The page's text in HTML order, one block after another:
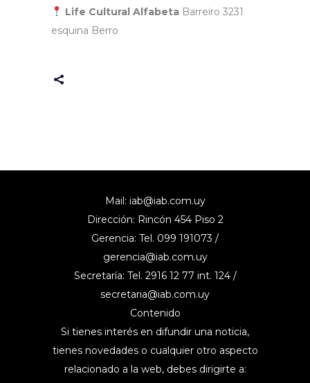
Life Cultural AlfabetaBarreiro 3231
esquina Berro
Mail: iab@iab.com.uy
Dirección: Rincón 454 Piso 2
Gerencia: Tel. 099 191073 /
gerencia@iab.com.uy
Secretaría: Tel. 2916 12 77 int. 124 /
secretaria@iab.com.uy
Contenido
Si tienes interés en difundir una noticia,
tienes novedades o cualquier otro aspecto
relacionado a la web, debes dirigirte a: